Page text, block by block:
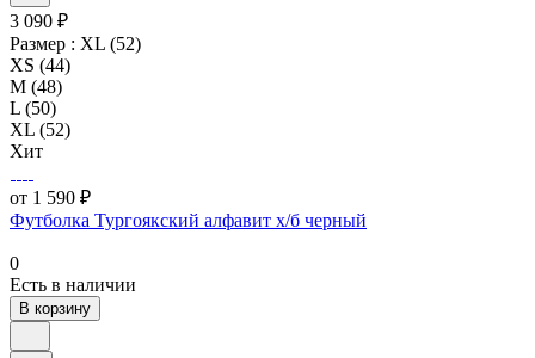
3 090 ₽
Размер : XL (52)
XS (44)
M (48)
L (50)
XL (52)
Хит
от 1 590 ₽
Футболка Тургоякский алфавит х/б черный
0
Есть в наличии
В корзину